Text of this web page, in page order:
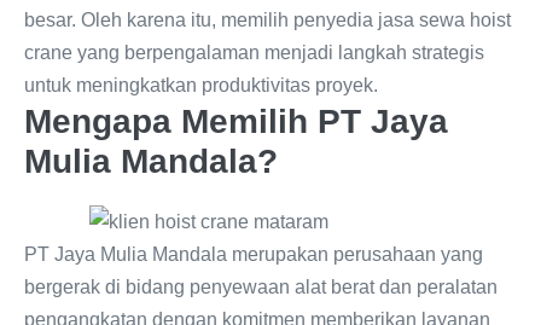
besar. Oleh karena itu, memilih penyedia jasa sewa hoist
crane yang berpengalaman menjadi langkah strategis
untuk meningkatkan produktivitas proyek.
Mengapa Memilih PT Jaya
Mulia Mandala?
PT Jaya Mulia Mandala merupakan perusahaan yang
bergerak di bidang penyewaan alat berat dan peralatan
pengangkatan dengan komitmen memberikan layanan